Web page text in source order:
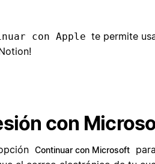
con Apple te permite
con
Continuar con Microsoft